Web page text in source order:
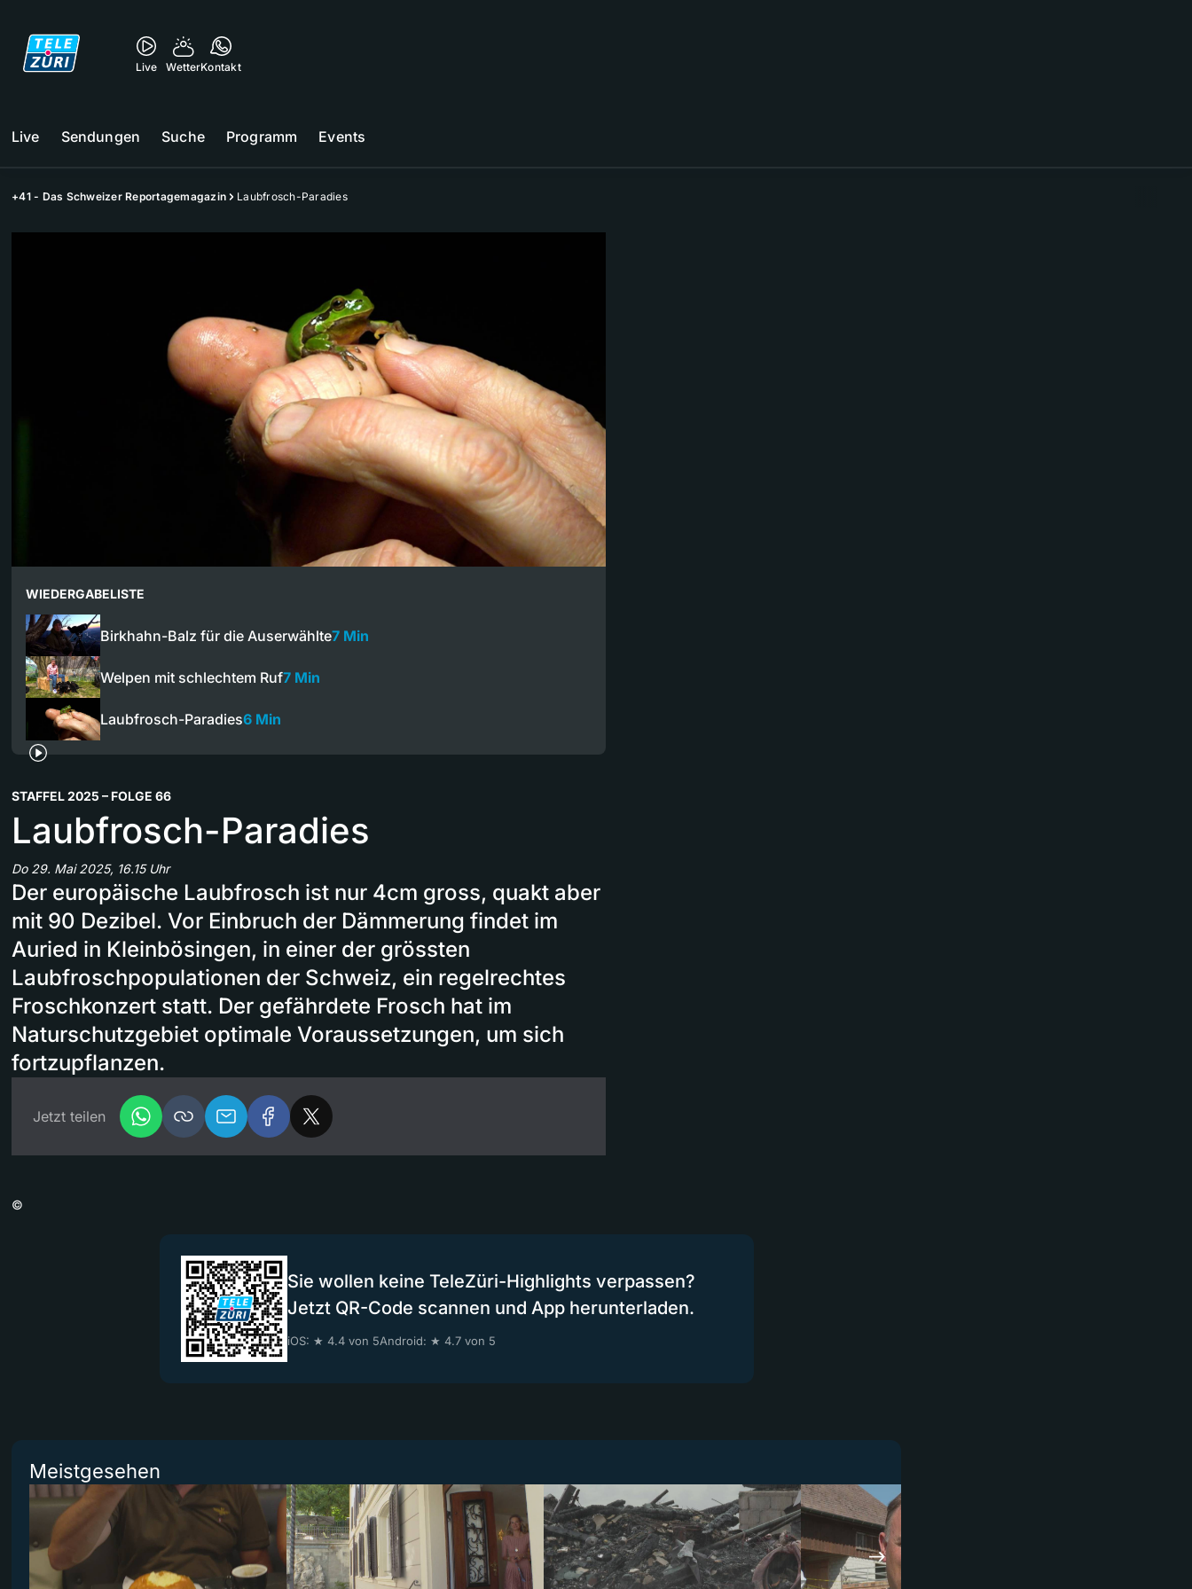
Live WetterKontakt
Live Sendungen Suche Programm Events
+41 - Das Schweizer Reportagemagazin Laubfrosch-Paradies
WIEDERGABELISTE
Birkhahn-Balz für die Auserwählte7 Min
Welpen mit schlechtem Ruf7 Min
Laubfrosch-Paradies6 Min
STAFFEL 2025 – FOLGE 66
Laubfrosch-Paradies
Do 29. Mai 2025, 16.15 Uhr
Der europäische Laubfrosch ist nur 4cm gross, quakt aber
mit 90 Dezibel. Vor Einbruch der Dämmerung findet im
Auried in Kleinbösingen, in einer der grössten
Laubfroschpopulationen der Schweiz, ein regelrechtes
Froschkonzert statt. Der gefährdete Frosch hat im
Naturschutzgebiet optimale Voraussetzungen, um sich
fortzupflanzen.
Jetzt teilen
©
Sie wollen keine TeleZüri-Highlights verpassen?
Jetzt QR-Code scannen und App herunterladen.
iOS: ★ 4.4 von 5Android: ★ 4.7 von 5
Meistgesehen